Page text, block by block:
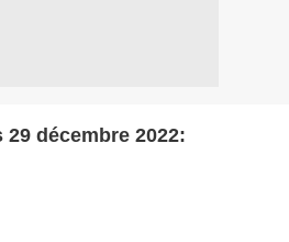
décembre 2022: